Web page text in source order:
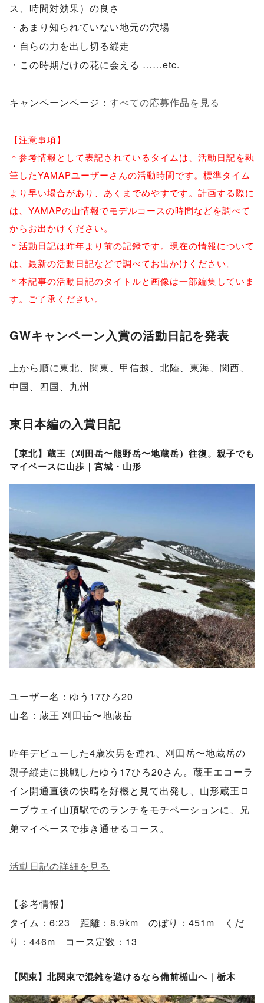
ス、時間対効果）の良さ
・あまり知られていない地元の穴場
・自らの力を出し切る縦走
・この時期だけの花に会える ……etc.
キャンペーンページ： すべての応募作品を見る
【注意事項】
＊参考情報として表記されているタイムは、活動日記を執
筆したYAMAPユーザーさんの活動時間です。標準タイム
より早い場合があり、あくまでめやすです。計画する際に
は、YAMAPの山情報でモデルコースの時間などを調べて
からお出かけください。
＊活動日記は昨年より前の記録です。現在の情報について
は、最新の活動日記などで調べてお出かけください。
＊本記事の活動日記のタイトルと画像は一部編集していま
す。ご了承ください。
GWキャンペーン入賞の活動日記を発表
上から順に東北、関東、甲信越、北陸、東海、関西、
中国、四国、九州
東日本編の入賞日記
【東北】蔵王（刈田岳〜熊野岳〜地蔵岳）往復。親子でも
マイペースに山歩｜宮城・山形
ユーザー名：ゆう17ひろ20
山名：蔵王 刈田岳〜地蔵岳
昨年デビューした4歳次男を連れ、刈田岳〜地蔵岳の
親子縦走に挑戦したゆう17ひろ20さん。蔵王エコーラ
イン開通直後の快晴を好機と見て出発し、山形蔵王ロ
ープウェイ山頂駅でのランチをモチベーションに、兄
弟マイペースで歩き通せるコース。
活動日記の詳細を見る
【参考情報】
タイム：6:23 距離：8.9km のぼり：451m くだ
り：446m コース定数：13
【関東】北関東で混雑を避けるなら備前楯山へ｜栃木